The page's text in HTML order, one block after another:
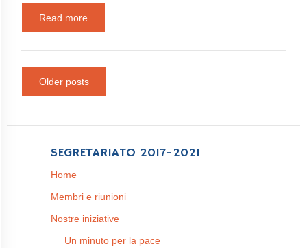
Read more
Older posts
SEGRETARIATO 2017-2021
Home
Membri e riunioni
Nostre iniziative
Un minuto per la pace